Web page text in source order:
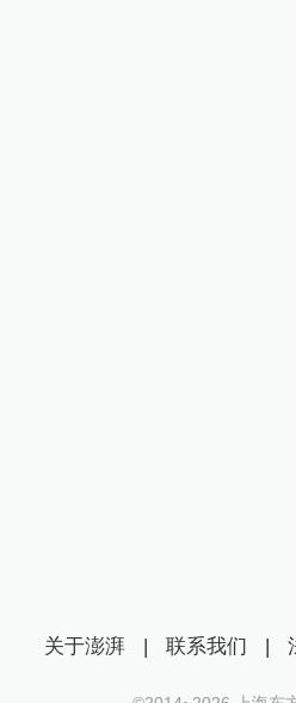
关于澎湃 | 联系我们 |